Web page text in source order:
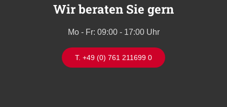
Wir beraten Sie gern
Mo - Fr: 09:00 - 17:00 Uhr
T. +49 (0) 761 211699 0